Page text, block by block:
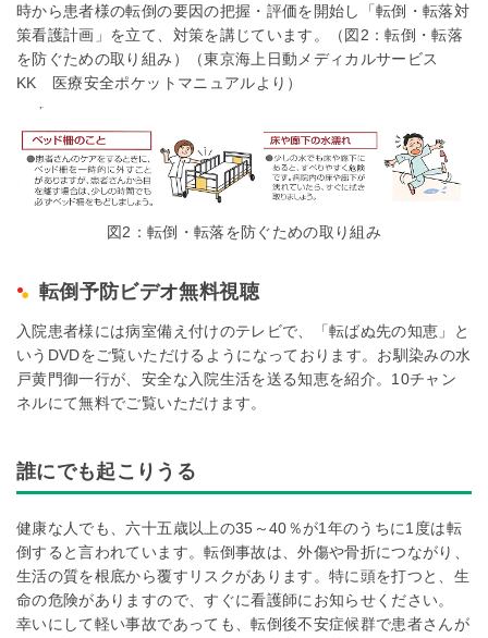
時から患者様の転倒の要因の把握・評価を開始し「転倒・転落対
策看護計画」を立て、対策を講じています。（図2：転倒・転落
を防ぐための取り組み）（東京海上日動メディカルサービス
KK 医療安全ポケットマニュアルより）
図2：転倒・転落を防ぐための取り組み
転倒予防ビデオ無料視聴
入院患者様には病室備え付けのテレビで、「転ばぬ先の知恵」と
いうDVDをご覧いただけるようになっております。お馴染みの水
戸黄門御一行が、安全な入院生活を送る知恵を紹介。10チャン
ネルにて無料でご覧いただけます。
誰にでも起こりうる
健康な人でも、六十五歳以上の35～40％が1年のうちに1度は転
倒すると言われています。転倒事故は、外傷や骨折につながり、
生活の質を根底から覆すリスクがあります。特に頭を打つと、生
命の危険がありますので、すぐに看護師にお知らせください。
幸いにして軽い事故であっても、転倒後不安症候群で患者さんが